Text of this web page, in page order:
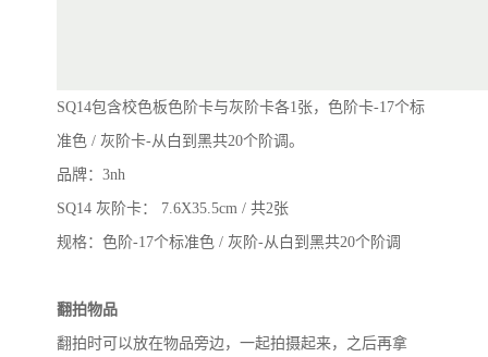
SQ14包含校色板色阶卡与灰阶卡各1张，色阶卡-17个标
准色 / 灰阶卡-从白到黑共20个阶调。
品牌： 3nh
SQ14 灰阶卡： 7.6X35.5cm / 共2张
规格：色阶-17个标准色 / 灰阶-从白到黑共20个阶调
翻拍物品
翻拍时可以放在物品旁边，一起拍摄起来，之后再拿